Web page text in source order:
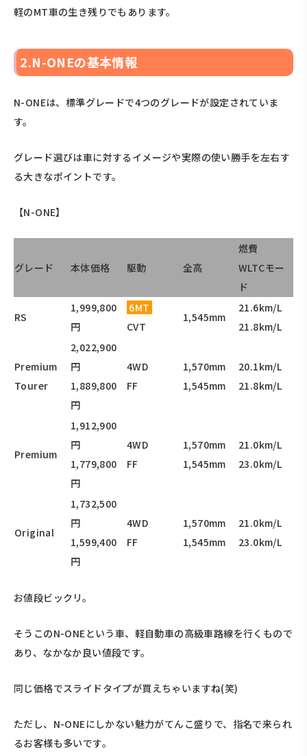
軽のMT車の生き残りでもあります。
2.N-ONEの基本情報
N-ONEは、標準グレードで4つのグレードが設定されていま
す。
グレード選びは車に対するイメージや実際の使い勝手を左右す
る大きなポイントです。
【N-ONE】
グレード 本体価格 駆動 全高
燃費
WLTCモー
ド
RS
1,999,800
円
6MT
CVT
1,545mm
21.6km/L
21.8km/L
Premium
Tourer
2,022,900
円
1,889,800
円
4WD
FF
1,570mm
1,545mm
20.1km/L
21.8km/L
Premium
1,912,900
円
1,779,800
円
4WD
FF
1,570mm
1,545mm
21.0km/L
23.0km/L
Original
1,732,500
円
1,599,400
円
4WD
FF
1,570mm
1,545mm
21.0km/L
23.0km/L
お値段ビックリ。
そうこのN-ONEという車、軽自動車の高級車路線を行くもので
あり、なかなか良い値段です。
同じ価格でスライドタイプが買えちゃいますね(笑)
ただし、N-ONEにしかない魅力がてんこ盛りで、指名で来られ
るお客様も多いです。